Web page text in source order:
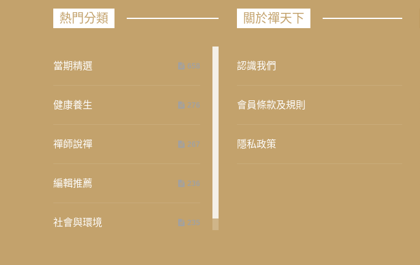
熱門分類
當期精選 658
健康養生 276
禪師說禪 267
編輯推薦 236
社會與環境 235
關於禪天下
認識我們
會員條款及規則
隱私政策